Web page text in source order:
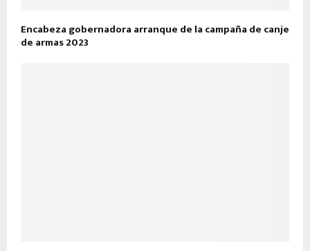
Encabeza gobernadora arranque de la campaña de canje
de armas 2023